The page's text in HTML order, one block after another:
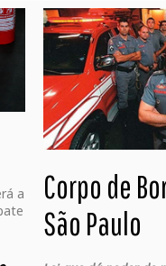
a
Corpo de
São Paulo